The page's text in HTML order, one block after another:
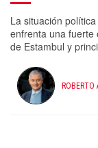
La situación
enfrenta una fuerte
de Estambul y
ROBERTO